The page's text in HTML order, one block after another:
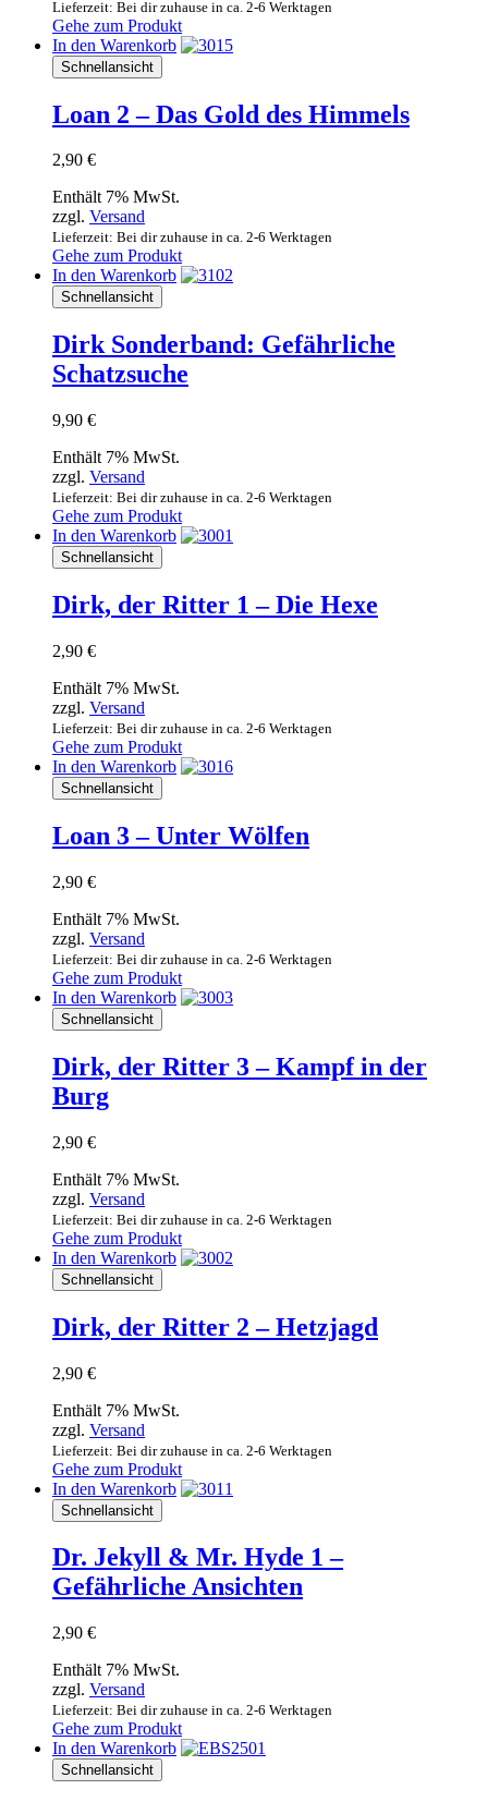
Lieferzeit: Bei dir zuhause in ca. 2-6 Werktagen
Gehe zum Produkt
In den Warenkorb
Schnellansicht
Loan 2 – Das Gold des Himmels
2,90 €
Enthält 7% MwSt.
zzgl. Versand
Lieferzeit: Bei dir zuhause in ca. 2-6 Werktagen
Gehe zum Produkt
In den Warenkorb
Schnellansicht
Dirk Sonderband: Gefährliche
Schatzsuche
9,90 €
Enthält 7% MwSt.
zzgl. Versand
Lieferzeit: Bei dir zuhause in ca. 2-6 Werktagen
Gehe zum Produkt
In den Warenkorb
Schnellansicht
Dirk, der Ritter 1 – Die Hexe
2,90 €
Enthält 7% MwSt.
zzgl. Versand
Lieferzeit: Bei dir zuhause in ca. 2-6 Werktagen
Gehe zum Produkt
In den Warenkorb
Schnellansicht
Loan 3 – Unter Wölfen
2,90 €
Enthält 7% MwSt.
zzgl. Versand
Lieferzeit: Bei dir zuhause in ca. 2-6 Werktagen
Gehe zum Produkt
In den Warenkorb
Schnellansicht
Dirk, der Ritter 3 – Kampf in der
Burg
2,90 €
Enthält 7% MwSt.
zzgl. Versand
Lieferzeit: Bei dir zuhause in ca. 2-6 Werktagen
Gehe zum Produkt
In den Warenkorb
Schnellansicht
Dirk, der Ritter 2 – Hetzjagd
2,90 €
Enthält 7% MwSt.
zzgl. Versand
Lieferzeit: Bei dir zuhause in ca. 2-6 Werktagen
Gehe zum Produkt
In den Warenkorb
Schnellansicht
Dr. Jekyll & Mr. Hyde 1 –
Gefährliche Ansichten
2,90 €
Enthält 7% MwSt.
zzgl. Versand
Lieferzeit: Bei dir zuhause in ca. 2-6 Werktagen
Gehe zum Produkt
In den Warenkorb
Schnellansicht